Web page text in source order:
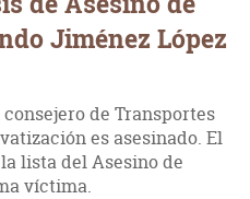
Jiménez López
de Transportes
es asesinado. El
lista del Asesino de
víctima.